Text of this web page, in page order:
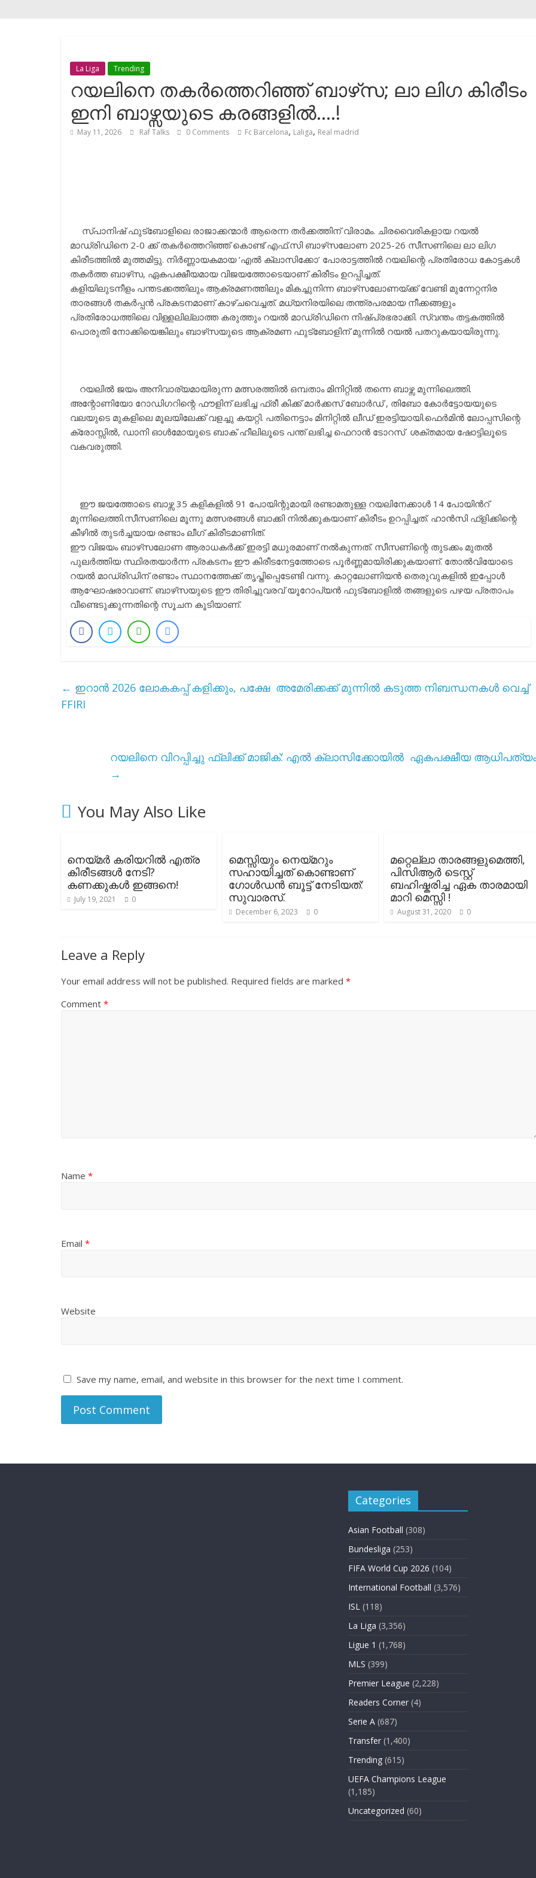
La Liga Trending
റയലിനെ തകർത്തെറിഞ്ഞ് ബാഴ്‌സ; ലാ ലിഗ കിരീടം
ഇനി ബാഴ്സയുടെ കരങ്ങളിൽ….!
May 11, 2026 Raf Talks 0 Comments Fc Barcelona, Laliga, Real madrid
സ്പാനിഷ് ഫുട്ബോളിലെ രാജാക്കന്മാർ ആരെന്ന തർക്കത്തിന് വിരാമം. ചിരവൈരികളായ റയൽ
മാഡ്രിഡിനെ 2-0 ക്ക് തകർത്തെറിഞ്ഞ് കൊണ്ട് എഫ്.സി ബാഴ്‌സലോണ 2025-26 സീസണിലെ ലാ ലിഗ
കിരീടത്തിൽ മുത്തമിട്ടു. നിർണ്ണായകമായ ‘എൽ ക്ലാസിക്കോ’ പോരാട്ടത്തിൽ റയലിന്റെ പ്രതിരോധ കോട്ടകൾ
തകർത്ത ബാഴ്‌സ, ഏകപക്ഷീയമായ വിജയത്തോടെയാണ് കിരീടം ഉറപ്പിച്ചത്.
കളിയിലുടനീളം പന്തടക്കത്തിലും ആക്രമണത്തിലും മികച്ചുനിന്ന ബാഴ്‌സലോണയ്ക്ക് വേണ്ടി മുന്നേറ്റനിര
താരങ്ങൾ തകർപ്പൻ പ്രകടനമാണ് കാഴ്ചവെച്ചത്. മധ്യനിരയിലെ തന്ത്രപരമായ നീക്കങ്ങളും
പ്രതിരോധത്തിലെ വിള്ളലില്ലാത്ത കരുത്തും റയൽ മാഡ്രിഡിനെ നിഷ്പ്രഭരാക്കി. സ്വന്തം തട്ടകത്തിൽ
പൊരുതി നോക്കിയെങ്കിലും ബാഴ്‌സയുടെ ആക്രമണ ഫുട്ബോളിന് മുന്നിൽ റയൽ പതറുകയായിരുന്നു.
റയലിൽ ജയം അനിവാര്യമായിരുന്ന മത്സരത്തിൽ ഒമ്പതാം മിനിറ്റിൽ തന്നെ ബാഴ്സ മുന്നിലെത്തി.
അന്റോണിയോ റോഡിഗറിന്റെ ഫൗളിന് ലഭിച്ച ഫ്രീ കിക്ക് മാർക്കസ് ബോർഡ് , തിബോ കോർട്ടോയയുടെ
വലയുടെ മുകളിലെ മൂലയിലേക്ക് വളച്ചു കയറ്റി. പതിനെട്ടാം മിനിറ്റിൽ ലീഡ് ഇരട്ടിയായി.ഫെർമിൻ ലോപ്പസിന്റെ
ക്രോസ്സിൽ, ഡാനി ഓൾമോയുടെ ബാക് ഹീലിലൂടെ പന്ത് ലഭിച്ച ഫെറാൻ ടോറസ് ശക്തമായ ഷോട്ടിലൂടെ
വകവരുത്തി.
ഈ ജയത്തോടെ ബാഴ്സ 35 കളികളിൽ 91 പോയിന്റുമായി രണ്ടാമതുള്ള റയലിനേക്കാൾ 14 പോയിൻറ്
മുന്നിലെത്തി.സീസണിലെ മൂന്നു മത്സരങ്ങൾ ബാക്കി നിൽക്കുകയാണ് കിരീടം ഉറപ്പിച്ചത്. ഹാൻസി ഫ്ളിക്കിന്റെ
കീഴിൽ തുടർച്ചയായ രണ്ടാം ലീഗ് കിരീടമാണിത്.
ഈ വിജയം ബാഴ്‌സലോണ ആരാധകർക്ക് ഇരട്ടി മധുരമാണ് നൽകുന്നത്. സീസണിന്റെ തുടക്കം മുതൽ
പുലർത്തിയ സ്ഥിരതയാർന്ന പ്രകടനം ഈ കിരീടനേട്ടത്തോടെ പൂർണ്ണമായിരിക്കുകയാണ്. തോൽവിയോടെ
റയൽ മാഡ്രിഡിന് രണ്ടാം സ്ഥാനത്തേക്ക് തൃപ്തിപ്പെടേണ്ടി വന്നു. കാറ്റലോണിയൻ തെരുവുകളിൽ ഇപ്പോൾ
ആഘോഷരാവാണ്. ബാഴ്‌സയുടെ ഈ തിരിച്ചുവരവ് യൂറോപ്യൻ ഫുട്ബോളിൽ തങ്ങളുടെ പഴയ പ്രതാപം
വീണ്ടെടുക്കുന്നതിന്റെ സൂചന കൂടിയാണ്.
← ഇറാൻ 2026 ലോകകപ്പ് കളിക്കും, പക്ഷേ അമേരിക്കക്ക് മുന്നിൽ കടുത്ത നിബന്ധനകൾ വെച്ച്
FFIRI
റയലിനെ വിറപ്പിച്ചു ഫ്ലിക്ക് മാജിക്: എൽ ക്ലാസിക്കോയിൽ ഏകപക്ഷീയ
→
You May Also Like
നെയ്മർ കരിയറിൽ എത്ര
കിരീടങ്ങൾ നേടി?
കണക്കുകൾ ഇങ്ങനെ!
July 19, 2021 0
മെസ്സിയും നെയ്മറും
സഹായിച്ചത് കൊണ്ടാണ്
ഗോൾഡൻ ബൂട്ട് നേടിയത്:
സുവാരസ്‌.
December 6, 2023 0
മറ്റെല്ലാ താരങ്ങളുമെത്തി,
പിസിആർ ടെസ്റ്റ്
ബഹിഷ്കരിച്ച ഏക താരമായി
മാറി മെസ്സി !
August 31, 2020 0
Leave a Reply
Your email address will not be published. Required fields are marked *
Comment *
Name *
Email *
Website
Save my name, email, and website in this browser for the next time I comment.
Categories
Asian Football (308)
Bundesliga (253)
FIFA World Cup 2026 (104)
International Football (3,576)
ISL (118)
La Liga (3,356)
Ligue 1 (1,768)
MLS (399)
Premier League (2,228)
Readers Corner (4)
Serie A (687)
Transfer (1,400)
Trending (615)
UEFA Champions League
(1,185)
Uncategorized (60)